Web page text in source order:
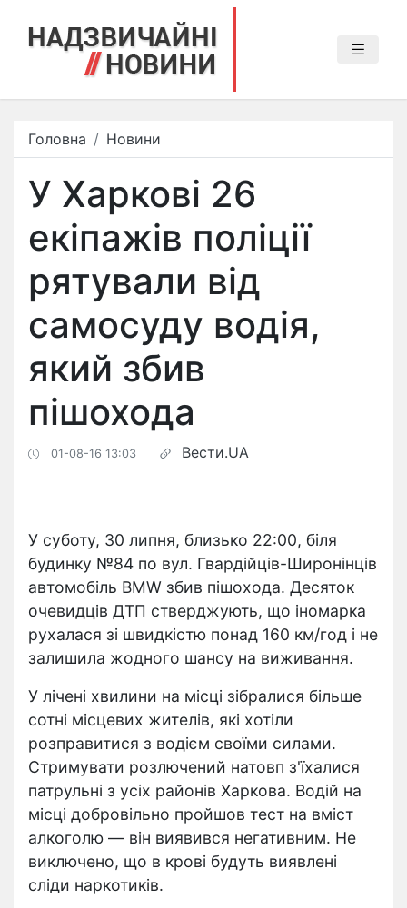
Головна Новини
У Харкові 26
екіпажів поліції
рятували від
самосуду водія,
який збив
пішохода
01-08-16 13:03 Вести.UA
У суботу, 30 липня, близько 22:00, біля
будинку №84 по вул. Гвардійців-Широнінців
автомобіль BMW збив пішохода. Десяток
очевидців ДТП стверджують, що іномарка
рухалася зі швидкістю понад 160 км/год і не
залишила жодного шансу на виживання.
У лічені хвилини на місці зібралися більше
сотні місцевих жителів, які хотіли
розправитися з водієм своїми силами.
Стримувати розлючений натовп з'їхалися
патрульні з усіх районів Харкова. Водій на
місці добровільно пройшов тест на вміст
алкоголю — він виявився негативним. Не
виключено, що в крові будуть виявлені
сліди наркотиків.